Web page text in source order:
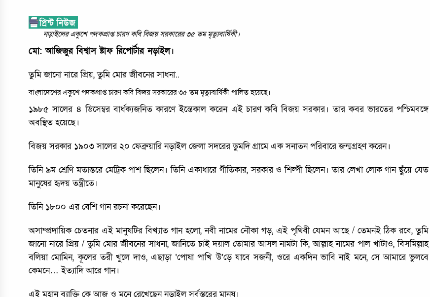
নড়াইলের একুশে পদকপ্রাপ্ত চারণ কবি বিজয় সরকারের ৩৫ তম মৃত্যুবার্ষিকী।
মো: অাজিজুর বিশ্বাস ষ্টাফ রিপোর্টার নড়াইল।
তুমি জানো নারে প্রিয়, তুমি মোর জীবনের সাধনা..
বাংলাদেশের একুশে পদকপ্রাপ্ত চারণ কবি বিজয় সরকারের ৩৫ তম মৃত্যুবার্ষিকী পালিত হয়েছে।
১৯৮৫ সালের ৪ ডিসেম্বর বার্ধক্যজনিত কারণে ইন্তেকাল করেন এই চারণ কবি বিজয় সরকার। তার কবর ভারতের পশ্চিমবঙ্গে
অবস্থিত হয়েছে।
বিজয় সরকার ১৯০৩ সালের ২০ ফেব্রুয়ারি নড়াইল জেলা সদরের ডুমদি গ্রামে এক সনাতন পরিবারে জন্মগ্রহণ করেন।
তিনি ৯ম শ্রেণি মতান্তরে মেট্রিক পাশ ছিলেন। তিনি একাধারে গীতিকার, সরকার ও শিল্পী ছিলেন। তার লেখা লোক গান ছুঁয়ে যেত
মানুষের হৃদয় তন্ত্রীতে।
তিনি ১৮০০ এর বেশি গান রচনা করেছেন।
অসাম্প্রদায়িক চেতনার এই মানুষটির বিখ্যাত গান হলো, নবী নামের নৌকা গড়, এই পৃথিবী যেমন আছে / তেমনই ঠিক রবে, তুমি
জানো নারে প্রিয় / তুমি মোর জীবনের সাধনা, জানিতে চাই দয়াল তোমার আসল নামটা কি, আল্লাহ নামের পাল খাটাও, বিসমিল্লাহ
বলিয়া মোমিন, কূলের তরী খুলে দাও, এছাড়া ‘পোষা পাখি উ’ড়ে যাবে সজনী, ওরে একদিন ভাবি নাই মনে, সে আমারে ভুলবে
কেমনে… ইত্যাদি অারে গান।
এই মহান ব্যাক্তি কে অাজ ও মনে রেখেছেন নড়াইল সর্বস্তরের মানুষ।